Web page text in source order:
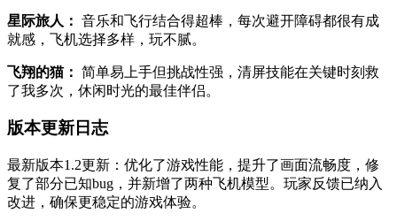
星际旅人： 音乐和飞行结合得超棒，每次避开障碍都很有成
就感，飞机选择多样，玩不腻。
飞翔的猫： 简单易上手但挑战性强，清屏技能在关键时刻救
了我多次，休闲时光的最佳伴侣。
版本更新日志
最新版本1.2更新：优化了游戏性能，提升了画面流畅度，修
复了部分已知bug，并新增了两种飞机模型。玩家反馈已纳入
改进，确保更稳定的游戏体验。